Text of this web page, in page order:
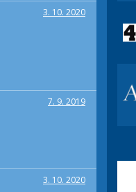
3. 10. 2020
7. 9. 2019
3. 10. 2020